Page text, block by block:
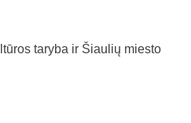
taryba ir Šiaulių miesto